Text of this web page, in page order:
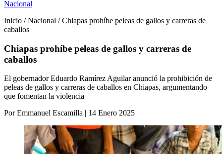
Nacional
Inicio / Nacional / Chiapas prohíbe peleas de gallos y carreras de
caballos
Chiapas prohíbe peleas de gallos y carreras de
caballos
El gobernador Eduardo Ramírez Aguilar anunció la prohibición de
peleas de gallos y carreras de caballos en Chiapas, argumentando
que fomentan la violencia
Por Emmanuel Escamilla | 14 Enero 2025